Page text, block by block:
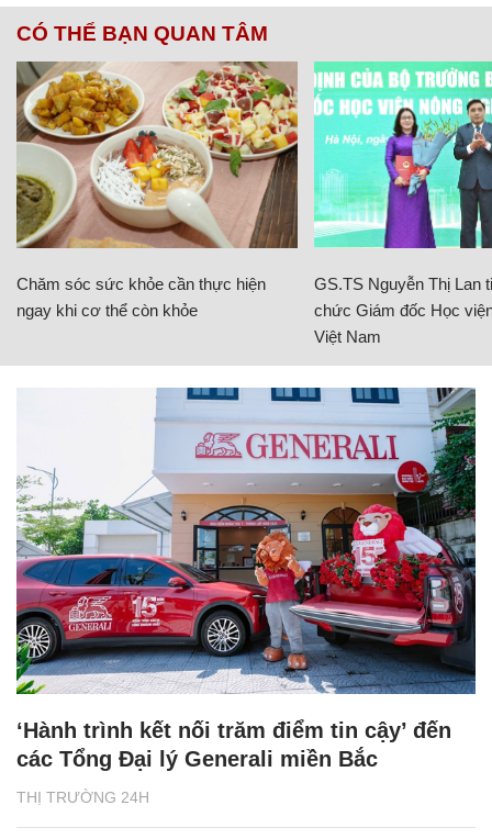
CÓ THỂ BẠN QUAN TÂM
Chăm sóc sức khỏe cần thực hiện
ngay khi cơ thể còn khỏe
GS.TS Nguyễn Thị Lan
chức Giám đốc Học
Việt Nam
THỊ TRƯỜNG 24H
‘Hành trình kết nối trăm điểm tin cậy’ đến
các Tổng Đại lý Generali miền Bắc